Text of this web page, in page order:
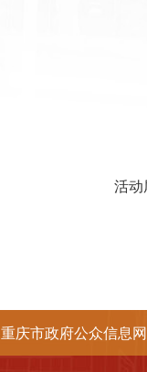
活动
重庆市政府公众信息网